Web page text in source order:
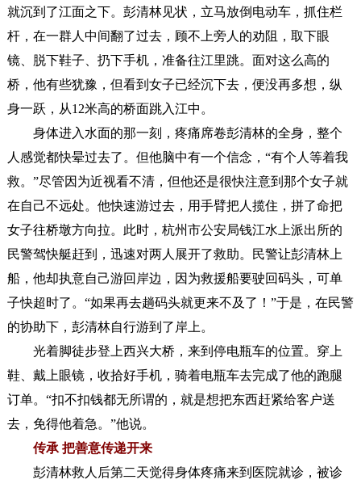
就沉到了江面之下。彭清林见状，立马放倒电动车，抓住栏
杆，在一群人中间翻了过去，顾不上旁人的劝阻，取下眼
镜、脱下鞋子、扔下手机，准备往江里跳。面对这么高的
桥，他有些犹豫，但看到女子已经沉下去，便没再多想，纵
身一跃，从12米高的桥面跳入江中。
身体进入水面的那一刻，疼痛席卷彭清林的全身，整个
人感觉都快晕过去了。但他脑中有一个信念，“有个人等着我
救。”尽管因为近视看不清，但他还是很快注意到那个女子就
在自己不远处。他快速游过去，用手臂把人揽住，拼了命把
女子往桥墩方向拉。此时，杭州市公安局钱江水上派出所的
民警驾快艇赶到，迅速对两人展开了救助。民警让彭清林上
船，他却执意自己游回岸边，因为救援船要驶回码头，可单
子快超时了。“如果再去趟码头就更来不及了！”于是，在民警
的协助下，彭清林自行游到了岸上。
光着脚徒步登上西兴大桥，来到停电瓶车的位置。穿上
鞋、戴上眼镜，收拾好手机，骑着电瓶车去完成了他的跑腿
订单。“扣不扣钱都无所谓的，就是想把东西赶紧给客户送
去，免得他着急。”他说。
传承 把善意传递开来
彭清林救人后第二天觉得身体疼痛来到医院就诊，被诊